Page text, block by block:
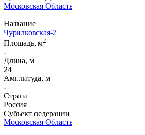
Московская Область
Название
Чурилковская-2
Площадь, м2
-
Длина, м
24
Амплитуда, м
-
Страна
Россия
Субъект федерации
Московская Область